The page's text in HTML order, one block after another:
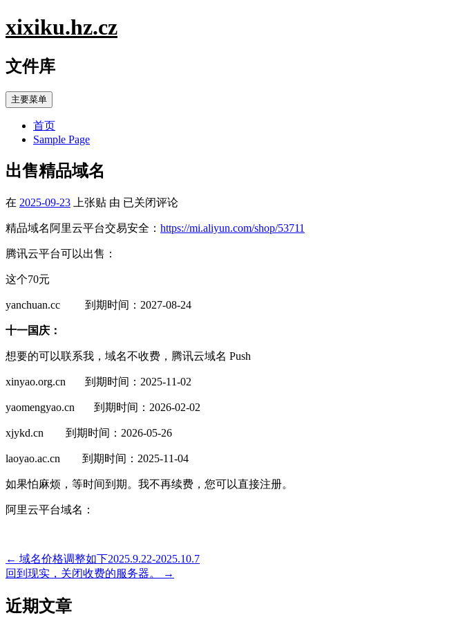
至
容
xixiku.hz.cz
文件库
主要菜单
首页
Sample Page
出售精品域名
在 2025-09-23 上张贴 由 出
精
已关闭评论
精品域名阿里云平台交易安全： https://mi.aliyun.com/shop/53711
腾讯云平台可以出售：
这个70元
yanchuan.cc 到期时间：2027-08-24
十一国庆：
想要的可以联系我，域名不收费，腾讯云域名 Push
xinyao.org.cn 到期时间：2025-11-02
yaomengyao.cn 到期时间：2026-02-02
xjykd.cn 到期时间：2026-05-26
laoyao.ac.cn 到期时间：2025-11-04
如果怕麻烦，等时间到期。我不再续费，您可以直接注册。
阿里云平台域名：
文
章
导
← 域名价格调整如下2025.9.22-2025.10.7
回到现实，关闭收费的服务器。
→
近期文章